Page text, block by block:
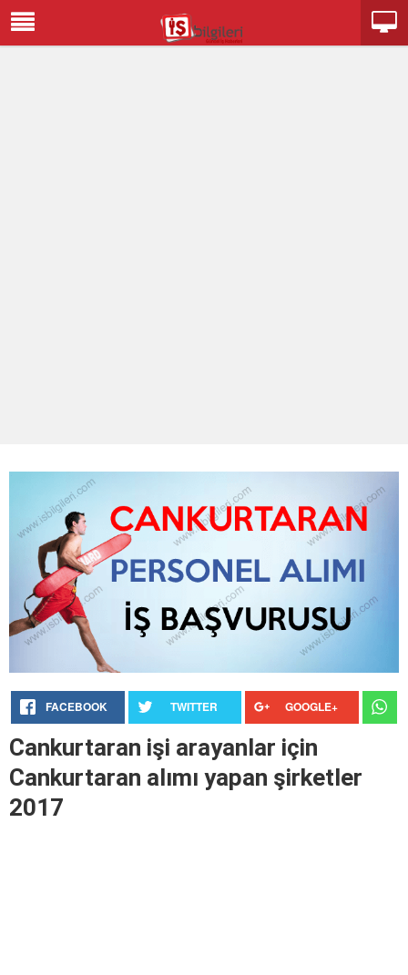
FACEBOOK TWITTER GOOGLE+
Cankurtaran işi arayanlar için
Cankurtaran alımı yapan şirketler
2017